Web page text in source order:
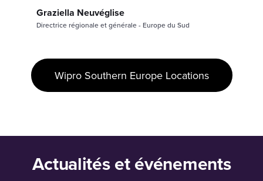
Graziella Neuvéglise
Directrice régionale et générale - Europe du Sud
Wipro Southern Europe Locations
Actualités et événements